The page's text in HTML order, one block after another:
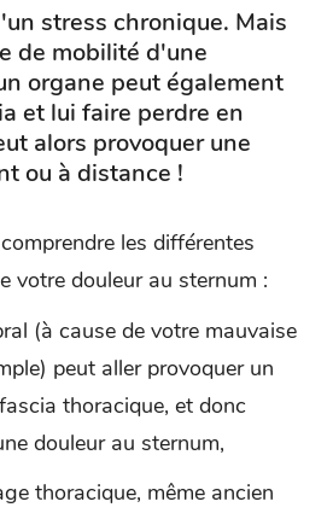
stress chronique. Mais
de mobilité d'une
organe peut également
et lui faire perdre en
alors provoquer une
ou à distance !
les différentes
votre douleur au sternum :
(à cause de votre mauvaise
peut aller provoquer un
thoracique, et donc
douleur au sternum,
thoracique, même ancien